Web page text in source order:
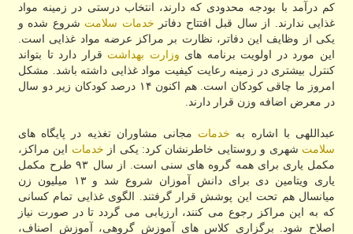
كم درآمد با بودجه محدودی كه دارند، انتخاب درستی در زمینه مواد
غذایی ندارند. از سال قبل افتتاح دفاتر خدمات سلامت شروع شده و
یكی از وظایف این دفاتر، نظارت بر مراكز عرضه مواد غذایی است.
این مورد در اولویت برنامه های وزارت بهداشت قرار دارد تا بتواند
كنترل بیشتری در زمینه رعایت كیفیت مواد غذایی داشته باشد. مشكل
امروز ما چاقی كودكان است. هم اكنون ۱۴ درصد كودكان زیر دو سال
در معرض اضافه وزن قرار دارند.
عبداللهی با اشاره به خدمات مجانی مشاوران تغذیه در پایگاه های
سلامت شهری و روستایی خاطرنشان كرد: یكی از خدمات این مراكز،
مكمل یاری برای همه گروه های سنی است. از سال ۹۳ طرح مكمل
یاری ویتامین دی برای دانش آموزان شروع شد و ۱۳ میلیون زن
میانسال هم تحت این پوشش قرار گرفتند. الگوی غذایی تمام كسانی
كه به این مراكز رجوع می كنند، ارزیابی می گردد تا در صورت نیاز
اصلاح شود. برگزاری كلاس های آموزش گروهی، آموزش اصناف،